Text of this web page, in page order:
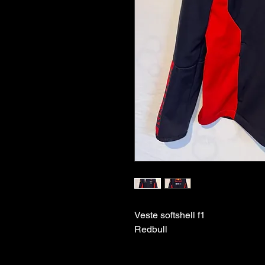
Veste softshell f1
Redbull